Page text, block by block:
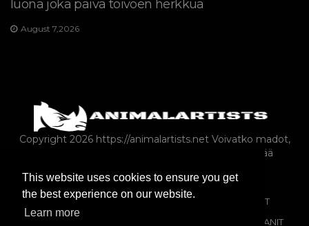
This website uses cookies to ensure you get
the best experience on our website.
Learn more
luona joka päivä toivoen herkkua
August 7,2026
Copyright 2026 https://animalartists.net Voivatko madot,
sirkat ja hyönteiset: Onko saalista säilytetty hyvää
SEKALAINEN VILLIELÄIMET HEVOSET
KISSAT
KANIT